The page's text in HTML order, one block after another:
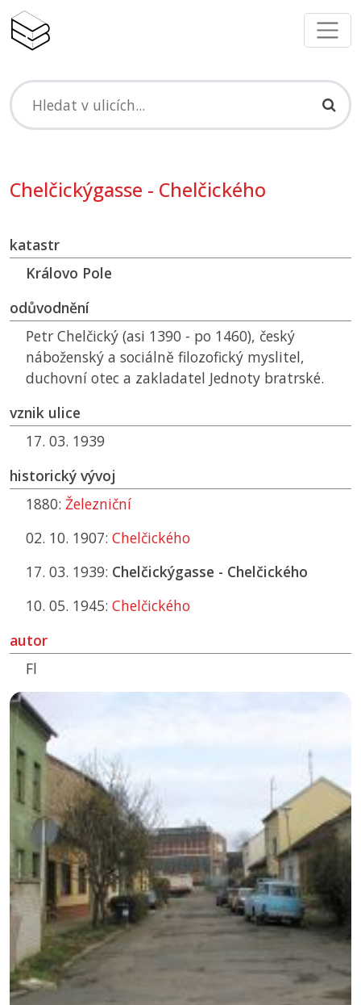
Chelčickýgasse - Chelčického
katastr
Královo Pole
odůvodnění
Petr Chelčický (asi 1390 - po 1460), český
náboženský a sociálně filozofický myslitel,
duchovní otec a zakladatel Jednoty bratrské.
vznik ulice
17. 03. 1939
historický vývoj
1880: Železniční
02. 10. 1907: Chelčického
17. 03. 1939: Chelčickýgasse - Chelčického
10. 05. 1945: Chelčického
autor
Fl